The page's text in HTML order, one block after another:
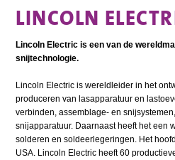
LINCOLN
Lincoln Electric is een van de
snijtechnologie.
Lincoln Electric is wereldleider in het
produceren van lasapparatuur en
verbinden, assemblage- en
snijapparatuur. Daarnaast heeft het een
solderen en soldeerlegeringen. Het
USA. Lincoln Electric heeft 60